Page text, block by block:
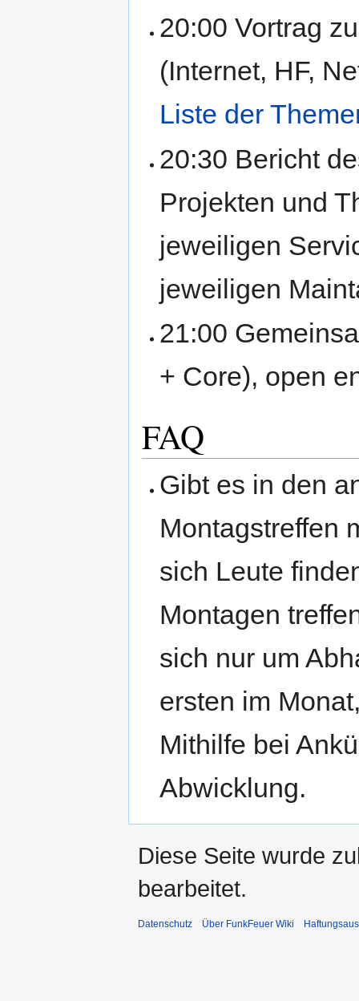
20:00 Vortrag
(Internet, HF,
Liste der
20:30 Bericht
Projekten und
jeweiligen
jeweiligen
21:00
+ Core), open
FAQ
Gibt es in den
Montagstreffen
sich Leute
Montagen
sich nur um
ersten im
Mithilfe bei
Abwicklung.
Diese Seite wurde
bearbeitet.
Datenschutz Über FunkFeuer Wiki